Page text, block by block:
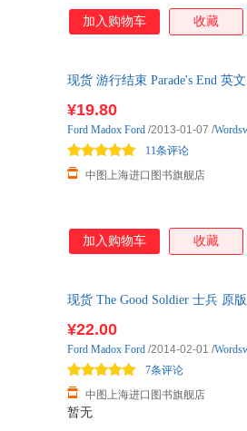
加入购物车 收藏
现货 游行结束 Parade's End 英
¥19.80
中图上海进口图书旗舰店
11条评论
Ford Madox Ford /2013-01-07 /
加入购物车 收藏
现货 The Good Soldier 士兵 原
暂无
¥22.00
中图上海进口图书旗舰店
7条评论
Ford Madox Ford /2014-02-01 /